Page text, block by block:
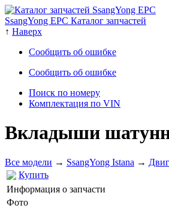
SsangYong EPC Каталог запчастей
↑ Наверх
Сообщить об ошибке
Сообщить об ошибке
Поиск по номеру
Комплектация по VIN
Вкладыши
Все модели → SsangYong Istana →
Купить
Информация о запчасти
Фото